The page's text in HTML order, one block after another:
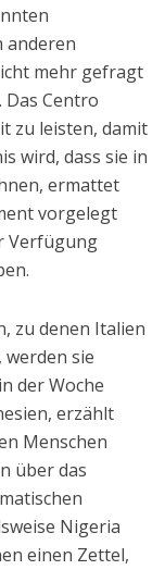
anderen
mehr gefragt
Centro
zu leisten, damit
wird, dass sie in
ermattet
vorgelegt
Verfügung
zu denen Italien
sie
der Woche
erzählt
Menschen
über das
Nigeria
einen Zettel,